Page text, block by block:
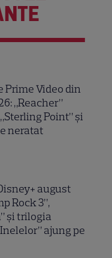
Prime Video din
„Reacher”
Point” și
neratat
august
Rock 3”,
și trilogia
ajung pe